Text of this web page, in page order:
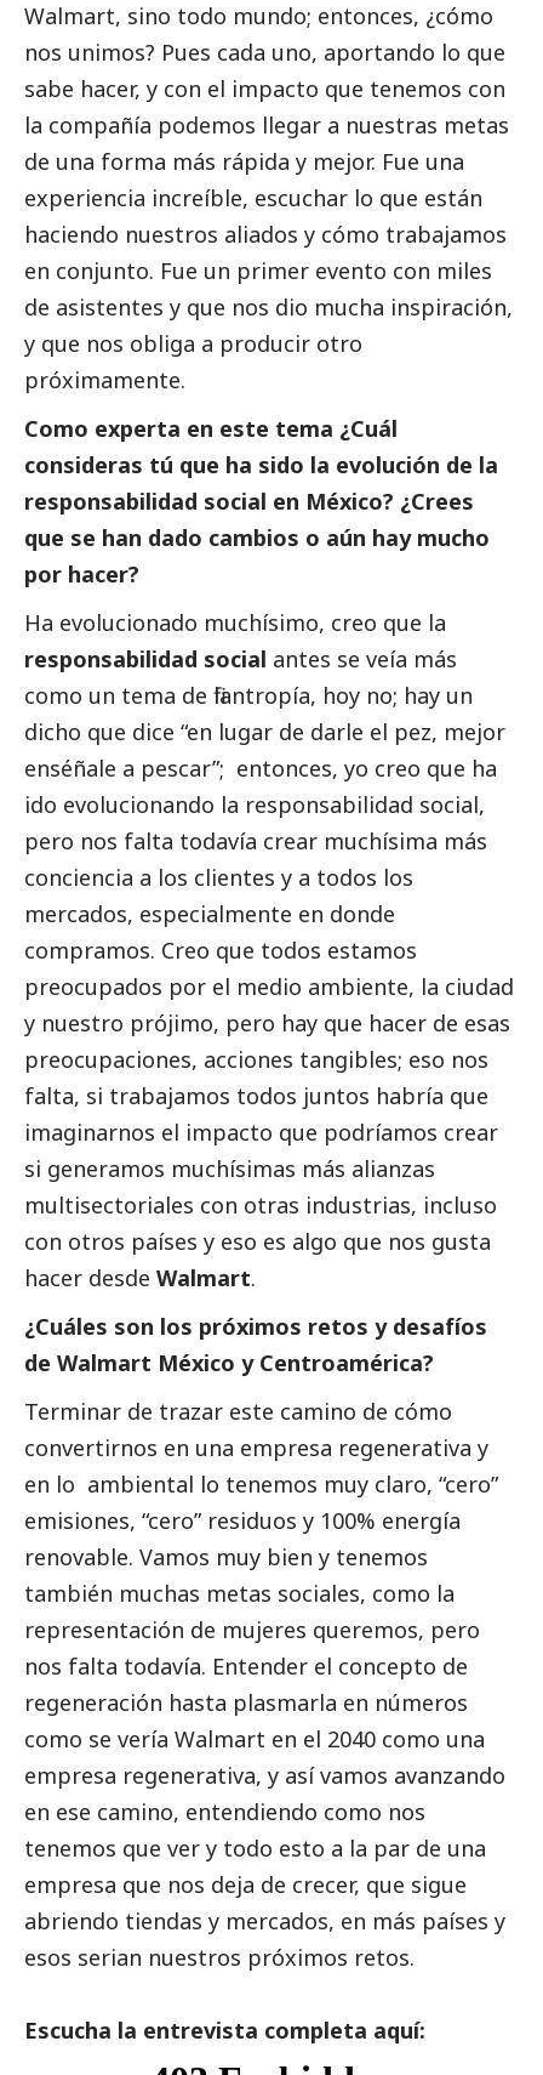
Walmart, sino todo mundo; entonces, ¿cómo
nos unimos? Pues cada uno, aportando lo que
sabe hacer, y con el impacto que tenemos con
la compañía podemos llegar a nuestras metas
de una forma más rápida y mejor. Fue una
experiencia increíble, escuchar lo que están
haciendo nuestros aliados y cómo trabajamos
en conjunto. Fue un primer evento con miles
de asistentes y que nos dio mucha inspiración,
y que nos obliga a producir otro
próximamente.
Como experta en este tema ¿Cuál
consideras tú que ha sido la evolución de la
responsabilidad social en México? ¿Crees
que se han dado cambios o aún hay mucho
por hacer?
Ha evolucionado muchísimo, creo que la
responsabilidad social antes se veía más
como un tema de filantropía, hoy no; hay un
dicho que dice “en lugar de darle el pez, mejor
enséñale a pescar”; entonces, yo creo que ha
ido evolucionando la responsabilidad social,
pero nos falta todavía crear muchísima más
conciencia a los clientes y a todos los
mercados, especialmente en donde
compramos. Creo que todos estamos
preocupados por el medio ambiente, la ciudad
y nuestro prójimo, pero hay que hacer de esas
preocupaciones, acciones tangibles; eso nos
falta, si trabajamos todos juntos habría que
imaginarnos el impacto que podríamos crear
si generamos muchísimas más alianzas
multisectoriales con otras industrias, incluso
con otros países y eso es algo que nos gusta
hacer desde Walmart.
¿Cuáles son los próximos retos y desafíos
de Walmart México y Centroamérica?
Terminar de trazar este camino de cómo
convertirnos en una empresa regenerativa y
en lo ambiental lo tenemos muy claro, “cero”
emisiones, “cero” residuos y 100% energía
renovable. Vamos muy bien y tenemos
también muchas metas sociales, como la
representación de mujeres queremos, pero
nos falta todavía. Entender el concepto de
regeneración hasta plasmarla en números
como se vería Walmart en el 2040 como una
empresa regenerativa, y así vamos avanzando
en ese camino, entendiendo como nos
tenemos que ver y todo esto a la par de una
empresa que nos deja de crecer, que sigue
abriendo tiendas y mercados, en más países y
esos serian nuestros próximos retos.
Escucha la entrevista completa aquí: